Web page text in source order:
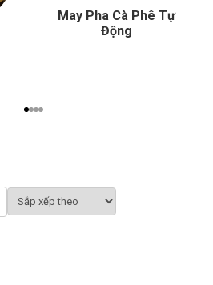
May Pha Cà Phê Tự
Động